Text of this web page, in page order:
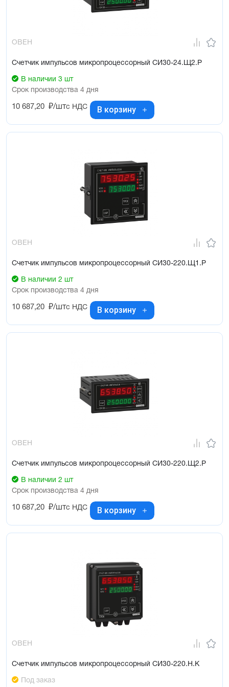
требованиям ГОСТ Р 51522 (МЭК 61326) по электромагнитной
ОВЕН
Счетчик импульсов микропроцессорный СИ30-24.Щ2.Р
В наличии 3 шт
Срок производства 4 дня
10 687,20 ₽/штс НДС В корзину
ОВЕН
Счетчик импульсов микропроцессорный СИ30-220.Щ1.Р
В наличии 2 шт
Срок производства 4 дня
10 687,20 ₽/штс НДС В корзину
ОВЕН
Счетчик импульсов микропроцессорный СИ30-220.Щ2.Р
В наличии 2 шт
Срок производства 4 дня
10 687,20 ₽/штс НДС В корзину
ОВЕН
Счетчик импульсов микропроцессорный СИ30-220.Н.К
Под заказ